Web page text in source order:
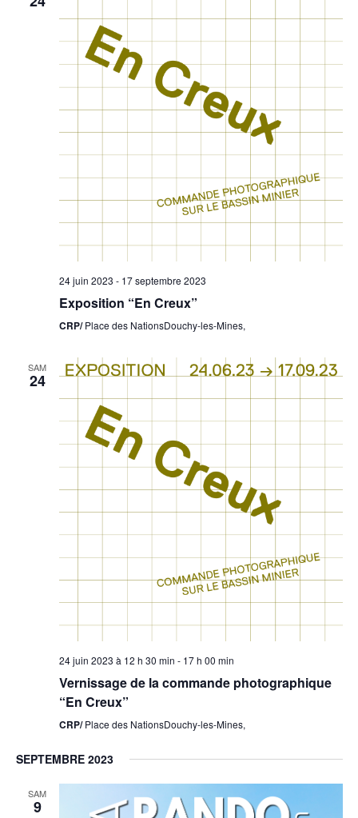
vues
24 juin 2023 - 17 septembre 2023
Exposition “En Creux”
CRP/Place des NationsDouchy-les-Mines,
SAM
24
24 juin 2023 à 12 h 30 min - 17 h 00 min
Vernissage de la commande photographique
“En Creux”
CRP/Place des NationsDouchy-les-Mines,
SEPTEMBRE 2023
SAM
9